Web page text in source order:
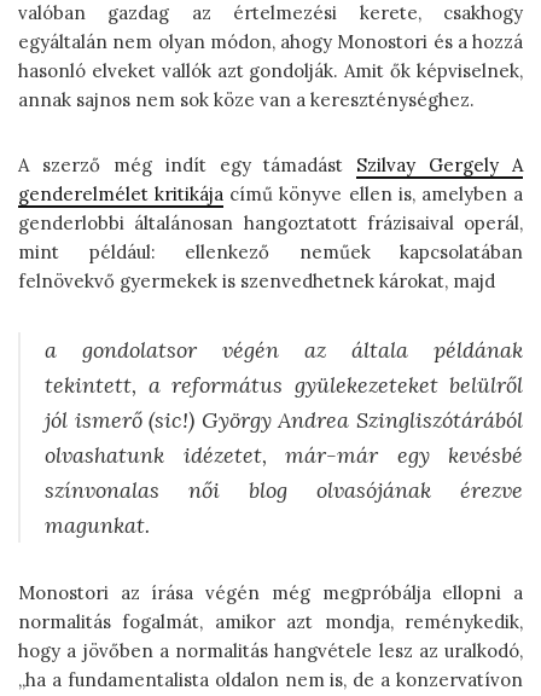
valóban gazdag az értelmezési kerete, csakhogy
egyáltalán nem olyan módon, ahogy Monostori és a hozzá
hasonló elveket vallók azt gondolják. Amit ők képviselnek,
annak sajnos nem sok köze van a kereszténységhez.
A szerző még indít egy támadást Szilvay Gergely A
genderelmélet kritikája című könyve ellen is, amelyben a
genderlobbi általánosan hangoztatott frázisaival operál,
mint például: ellenkező neműek kapcsolatában
felnövekvő gyermekek is szenvedhetnek károkat, majd
a gondolatsor végén az általa példának
tekintett, a református gyülekezeteket belülről
jól ismerő (sic!) György Andrea Szingliszótárából
olvashatunk idézetet, már-már egy kevésbé
színvonalas női blog olvasójának érezve
magunkat.
Monostori az írása végén még megpróbálja ellopni a
normalitás fogalmát, amikor azt mondja, reménykedik,
hogy a jövőben a normalitás hangvétele lesz az uralkodó,
„ha a fundamentalista oldalon nem is, de a konzervatívon